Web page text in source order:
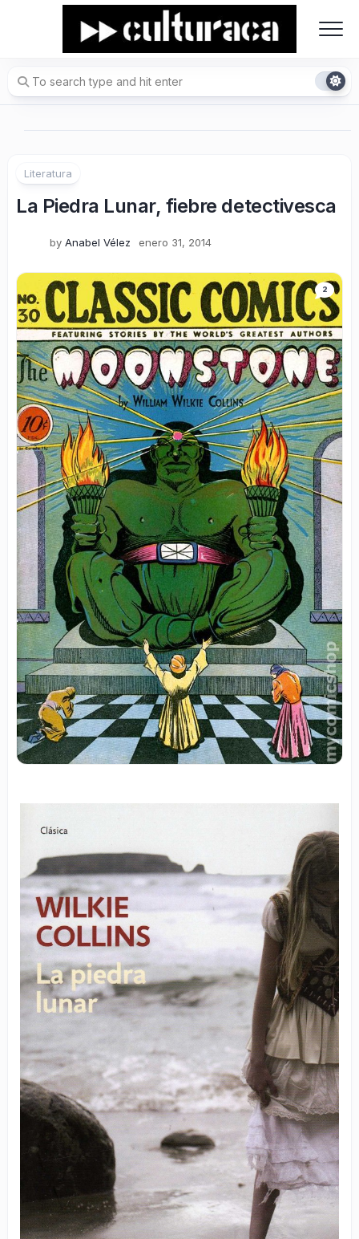
Literatura
La Piedra Lunar, fiebre detectivesca
by Anabel Vélez enero 31, 2014
2